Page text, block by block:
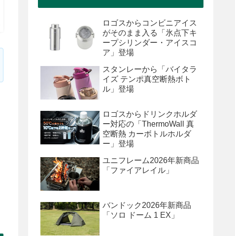
ロゴスからコンビニアイス
がそのまま入る「氷点下キ
ープシリンダー・アイスコ
ア」登場
スタンレーから「バイタラ
イズ テンポ真空断熱ボト
ル」登場
ロゴスからドリンクホルダ
ー対応の「ThermoWall 真
空断熱 カーボトルホルダ
ー」登場
ユニフレーム2026年新商品
「ファイアレイル」
バンドック2026年新商品
「ソロ ドーム 1 EX」